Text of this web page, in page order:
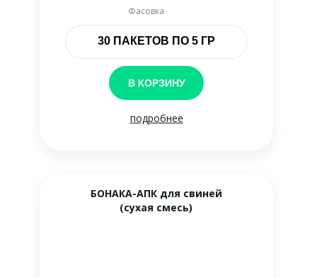
БОНАКА-АПК для свиней
(сухая смесь)
Фасовка
подробнее
В КОРЗИНУ
30 ПАКЕТОВ ПО 5 ГР